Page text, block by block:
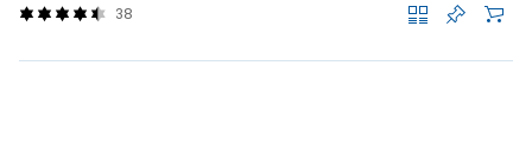
38